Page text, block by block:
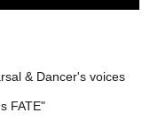
& Dancer's voices
FATE"